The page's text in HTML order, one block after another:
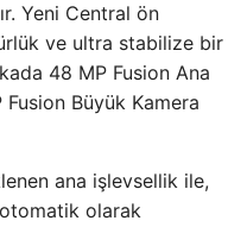
Yeni Central ön
ve ultra stabilize bir
48 MP Fusion Ana
Büyük Kamera
ana işlevsellik ile,
olarak